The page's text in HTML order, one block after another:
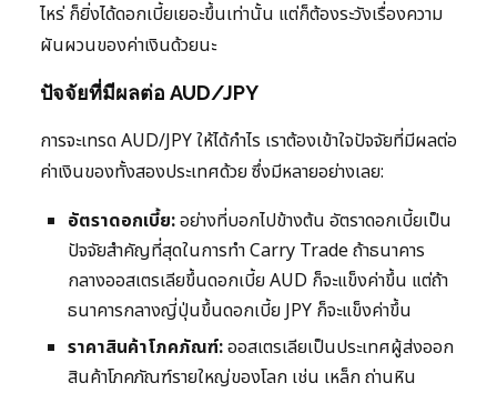
ไหร่ ก็ยิ่งได้ดอกเบี้ยเยอะขึ้นเท่านั้น แต่ก็ต้องระวังเรื่องความ
ผันผวนของค่าเงินด้วยนะ
ปัจจัยที่มีผลต่อ AUD/JPY
การจะเทรด AUD/JPY ให้ได้กำไร เราต้องเข้าใจปัจจัยที่มีผลต่อ
ค่าเงินของทั้งสองประเทศด้วย ซึ่งมีหลายอย่างเลย:
อัตราดอกเบี้ย:อย่างที่บอกไปข้างต้น อัตราดอกเบี้ยเป็น
ปัจจัยสำคัญที่สุดในการทำ Carry Trade ถ้าธนาคาร
กลางออสเตรเลียขึ้นดอกเบี้ย AUD ก็จะแข็งค่าขึ้น แต่ถ้า
ธนาคารกลางญี่ปุ่นขึ้นดอกเบี้ย JPY ก็จะแข็งค่าขึ้น
ราคาสินค้าโภคภัณฑ์:ออสเตรเลียเป็นประเทศผู้ส่งออก
สินค้าโภคภัณฑ์รายใหญ่ของโลก เช่น เหล็ก ถ่านหิน